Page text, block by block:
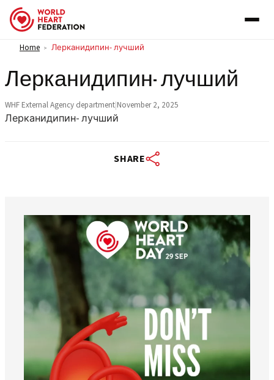
Skip to content
Home > Лерканидипин- лучший
Лерканидипин- лучший
WHF External Agency department|November 2, 2025
Лерканидипин- лучший
SHARE
worldheartfederation
Aug 6